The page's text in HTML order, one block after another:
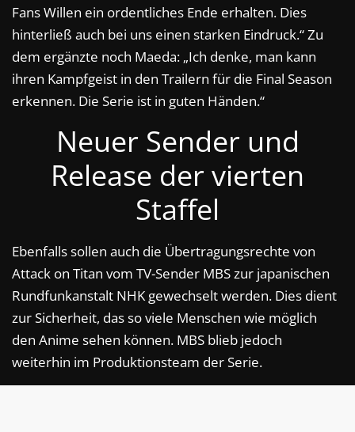
Fans Willen ein ordentliches Ende erhalten. Dies
hinterließ auch bei uns einen starken Eindruck.“ Zu
dem ergänzte noch Maeda: „Ich denke, man kann
ihren Kampfgeist in den Trailern für die Final Season
erkennen. Die Serie ist in guten Händen.“
Neuer Sender und
Release der vierten
Staffel
Ebenfalls sollen auch die Übertragungsrechte von
Attack on Titan vom TV-Sender MBS zur japanischen
Rundfunkanstalt NHK gewechselt werden. Dies dient
zur Sicherheit, das so viele Menschen wie möglich
den Anime sehen können. MBS blieb jedoch
weiterhin im Produktionsteam der Serie.